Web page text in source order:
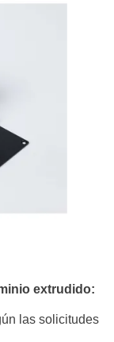
extrudido:
las solicitudes